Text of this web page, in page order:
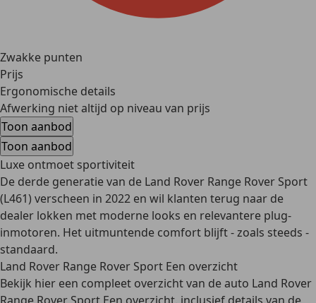
Zwakke punten
Prijs
Ergonomische details
Afwerking niet altijd op niveau van prijs
Toon aanbod
Toon aanbod
Luxe ontmoet sportiviteit
De derde generatie van de Land Rover Range Rover Sport
(L461) verscheen in 2022 en wil klanten terug naar de
dealer lokken met moderne looks en relevantere plug-
inmotoren. Het uitmuntende comfort blijft - zoals steeds -
standaard.
Land Rover Range Rover Sport Een overzicht
Bekijk hier een compleet overzicht van de auto Land Rover